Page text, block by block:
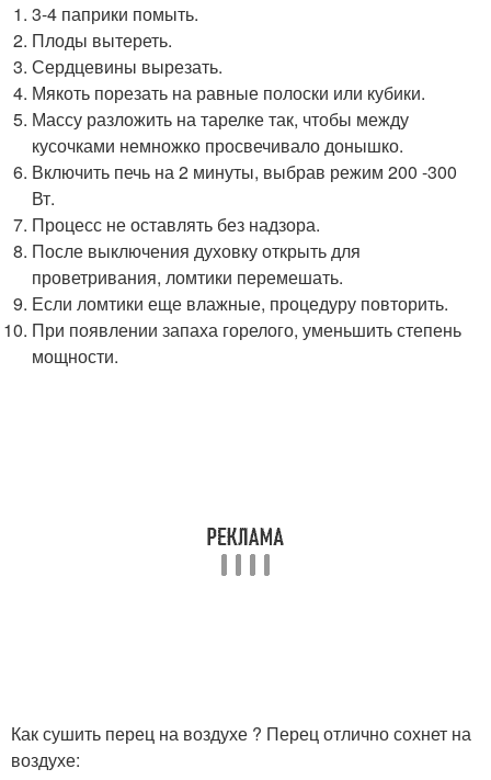
3-4 паприки помыть.
Плоды вытереть.
Сердцевины вырезать.
Мякоть порезать на равные полоски или кубики.
Массу разложить на тарелке так, чтобы между
кусочками немножко просвечивало донышко.
Включить печь на 2 минуты, выбрав режим 200 -300
Вт.
Процесс не оставлять без надзора.
После выключения духовку открыть для
проветривания, ломтики перемешать.
Если ломтики еще влажные, процедуру повторить.
При появлении запаха горелого, уменьшить степень
мощности.
Как сушить перец на воздухе ? Перец отлично сохнет на
воздухе: